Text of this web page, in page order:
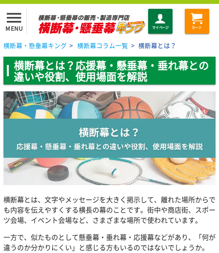
menu
MENU マイページ カート
横断幕・懸垂幕キング > 横断幕コラム一覧 > 横断幕とは？
横断幕とは？応援幕・懸垂幕・垂れ幕との
違いや役割、使用場面を解説
横断幕とは、文字やメッセージを大きく掲示して、離れた場所からで
も内容を伝えやすくする横長の幕のことです。街中や商店街、スポー
ツ会場、イベント会場など、さまざまな場所で使われています。
一方で、似たものとして懸垂幕・垂れ幕・応援幕などがあり、「何が
違うのか分かりにくい」と感じる方もいるのではないでしょうか。